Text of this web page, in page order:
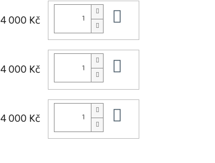
4 000 Kč
4 000 Kč
4 000 Kč